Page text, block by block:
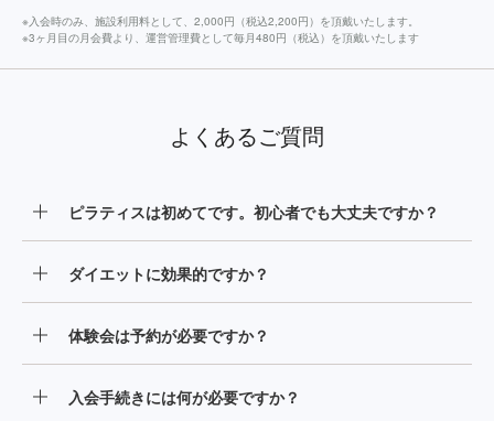
※入会時のみ、施設利用料として、2,000円（税込2,200円）を頂戴いたします。
※3ヶ月目の月会費より、運営管理費として毎月480円（税込）を頂戴いたします
よくあるご質問
ピラティスは初めてです。初心者でも大丈夫ですか？
インストラクターがお客様一人ひとりに合わせたサポート
を行っておりますのでご安心ください。また、マシンが身
体の動きをサポートしてくれるため、初心者の方でも無理
なく効果的に身体を動かすことができ、スピーディーにボ
ディラインの変化を実感できます。
ダイエットに効果的ですか？
当スタジオでは、マシンピラティスとファンクショナルト
レーニングを組み合わせた、サーキット形式のワークアウ
トを行い、インナーとアウター両方の筋肉を鍛えることが
できますので、ダイエットに効果的です。
体験会は予約が必要ですか？
当ホームページの予約フォームからご予約の上、ご来店く
ださい。
入会手続きには何が必要ですか？